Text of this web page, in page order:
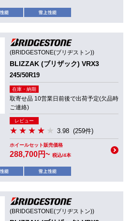
(BRIDGESTONE(ブリヂストン))
BLIZZAK (ブリザック) VRX3
245/50R19
在庫・納期
取寄せ品 10営業日前後で出荷予定(欠品時
ご連絡)
レビュー
3.98 (259件)
ホイールセット販売価格
288,700円~ 税込/4本
(BRIDGESTONE(ブリヂストン))